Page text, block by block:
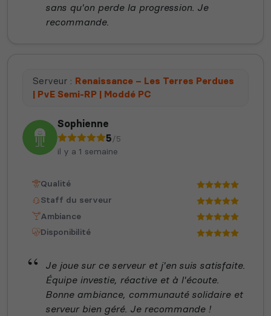
sans qu'on perde la progression. Je
recommande.
Serveur : Renaissance – Les Terres Perdues
| PvE Semi-RP | Moddé PC
Sophienne
5/5
il y a 1 semaine
Qualité
Staff du serveur
Ambiance
Disponibilité
Je joue sur ce serveur et j'en suis satisfaite.
Équipe investie, réactive et à l'écoute.
Bonne ambiance, communauté solidaire et
serveur bien géré. Je recommande !